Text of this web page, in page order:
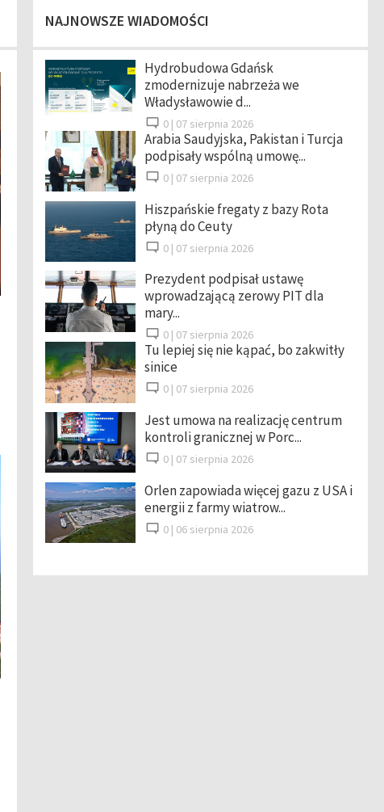
NAJNOWSZE WIADOMOŚCI
Hydrobudowa Gdańsk
zmodernizuje nabrzeża we
Władysławowie d...
0 | 07 sierpnia 2026
Arabia Saudyjska, Pakistan i Turcja
podpisały wspólną umowę...
0 | 07 sierpnia 2026
Hiszpańskie fregaty z bazy Rota
płyną do Ceuty
0 | 07 sierpnia 2026
Prezydent podpisał ustawę
wprowadzającą zerowy PIT dla
mary...
0 | 07 sierpnia 2026
Tu lepiej się nie kąpać, bo zakwitły
sinice
0 | 07 sierpnia 2026
Jest umowa na realizację centrum
kontroli granicznej w Porc...
0 | 07 sierpnia 2026
Orlen zapowiada więcej gazu z USA i
energii z farmy wiatrow...
0 | 06 sierpnia 2026